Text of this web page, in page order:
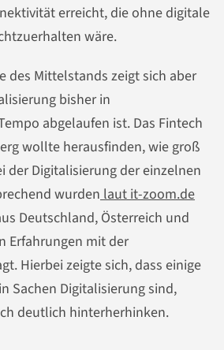
erreicht, die ohne digitale
wäre.
des Mittelstands zeigt sich aber
bisher in
abgelaufen ist. Das Fintech
wollte herausfinden, wie groß
der Digitalisierung der einzelnen
wurden laut it-zoom.de
Deutschland, Österreich und
Erfahrungen mit der
Hierbei zeigte sich, dass einige
Sachen Digitalisierung sind,
deutlich hinterherhinken.